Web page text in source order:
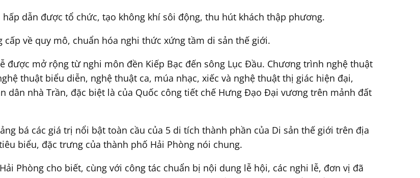
dẫn được tổ chức, tạo không khí sôi động, thu hút khách thập phương.
về quy mô, chuẩn hóa nghi thức xứng tầm di sản thế giới.
được mở rộng từ nghi môn đền Kiếp Bạc đến sông Lục Đầu. Chương trình nghệ thuật
thuật biểu diễn, nghệ thuật ca, múa nhạc, xiếc và nghệ thuật thị giác hiện đại,
dân nhà Trần, đặc biệt là của Quốc công tiết chế Hưng Đạo Đại vương trên mảnh đất
bá các giá trị nổi bật toàn cầu của 5 di tích thành phần của Di sản thế giới trên địa
biểu, đặc trưng của thành phố Hải Phòng nói chung.
Phòng cho biết, cùng với công tác chuẩn bị nội dung lễ hội, các nghi lễ, đơn vị đã